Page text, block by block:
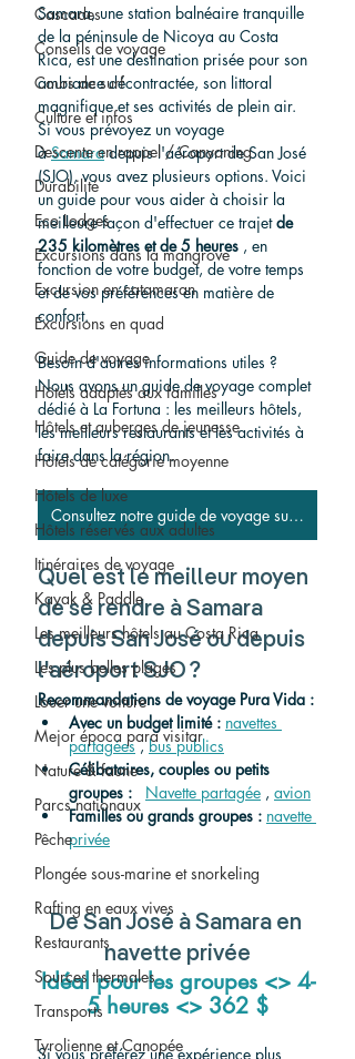
Cascades
Conseils de voyage
Cours de surf
Culture et infos
Descente en rappel / Canyoning
Durabilité
Eco Lodges
Excursions dans la mangrove
Excursion en catamaran
Excursions en quad
Guide de voyage
Hôtels adaptés aux familles
Hôtels et auberges de jeunesse
Hôtels de catégorie moyenne
Hôtels de luxe
Hôtels réservés aux adultes
Itinéraires de voyage
Kayak & Paddle
Les meilleurs hôtels au Costa Rica
Les plus belles plages
Louer une voiture
Mejor época para visitar
Nature & faune
Parcs nationaux
Pêche
Plongée sous-marine et snorkeling
Rafting en eaux vives
Restaurants
Sources thermales
Transports
Tyrolienne et Canopée
Samara, une station balnéaire tranquille
de la péninsule de Nicoya au Costa
Rica, est une destination prisée pour son
ambiance décontractée, son littoral
magnifique et ses activités de plein air.
Si vous prévoyez un voyage
à Samara depuis l'aéroport de San José
(SJO), vous avez plusieurs options. Voici
un guide pour vous aider à choisir la
meilleure façon d'effectuer ce trajet de
235 kilomètres et de 5 heures , en
fonction de votre budget, de votre temps
et de vos préférences en matière de
confort.
Besoin d'autres informations utiles ?
Nous avons un guide de voyage complet
dédié à La Fortuna : les meilleurs hôtels,
les meilleurs restaurants et les activités à
faire dans la région.
Consultez notre guide de voyage sur Samara
Quel est le meilleur moyen
de se rendre à Samara
depuis San José ou depuis
l'aéroport SJO ?
Recommandations de voyage Pura Vida :
Avec un budget limité : navettes
partagées , bus publics
Célibataires, couples ou petits
groupes :
Navette partagée , avion
Familles ou grands groupes : navette
privée
De San José à Samara en
navette privée
Idéal pour les groupes <> 4-
5 heures <> 362 $
Si vous préférez une expérience plus